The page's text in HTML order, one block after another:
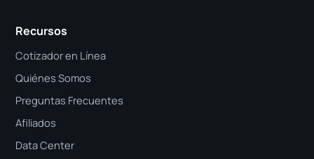
Recursos
Cotizador en Línea
Quiénes Somos
Preguntas Frecuentes
Afiliados
Data Center